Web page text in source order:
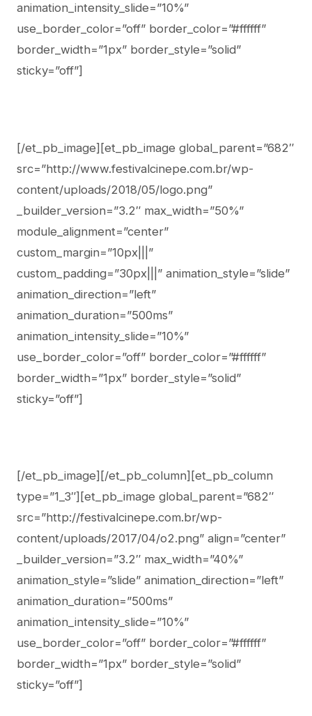
animation_intensity_slide=”10%”
use_border_color=”off” border_color=”#ffffff”
border_width=”1px” border_style=”solid”
sticky=”off”]
[/et_pb_image][et_pb_image global_parent=”682″
src=”http://www.festivalcinepe.com.br/wp-
content/uploads/2018/05/logo.png”
_builder_version=”3.2″ max_width=”50%”
module_alignment=”center”
custom_margin=”10px|||”
custom_padding=”30px|||” animation_style=”slide”
animation_direction=”left”
animation_duration=”500ms”
animation_intensity_slide=”10%”
use_border_color=”off” border_color=”#ffffff”
border_width=”1px” border_style=”solid”
sticky=”off”]
[/et_pb_image][/et_pb_column][et_pb_column
type=”1_3″][et_pb_image global_parent=”682″
src=”http://festivalcinepe.com.br/wp-
content/uploads/2017/04/o2.png” align=”center”
_builder_version=”3.2″ max_width=”40%”
animation_style=”slide” animation_direction=”left”
animation_duration=”500ms”
animation_intensity_slide=”10%”
use_border_color=”off” border_color=”#ffffff”
border_width=”1px” border_style=”solid”
sticky=”off”]